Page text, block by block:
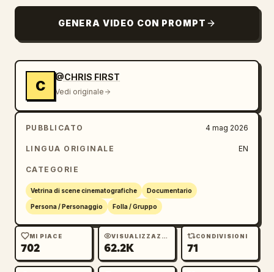
GENERA VIDEO CON PROMPT
C
@CHRIS FIRST
Vedi originale
PUBBLICATO 4 mag 2026
LINGUA ORIGINALE EN
CATEGORIE
Vetrina di scene cinematografiche Documentario
Persona / Personaggio Folla / Gruppo
MI PIACE
702
VISUALIZZAZIONI
62.2K
CONDIVISIONI
71